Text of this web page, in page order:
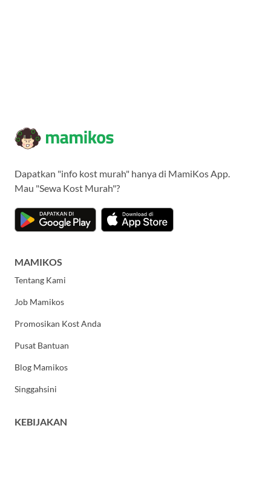
Dapatkan "info kost murah" hanya di MamiKos App.
Mau "Sewa Kost Murah"?
MAMIKOS
Tentang Kami
Job Mamikos
Promosikan Kost Anda
Pusat Bantuan
Blog Mamikos
Singgahsini
KEBIJAKAN